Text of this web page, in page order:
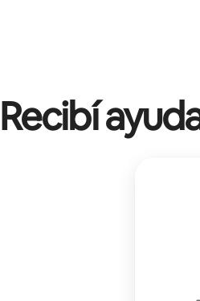
Recibí